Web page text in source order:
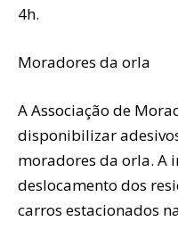
4h.
Moradores da orla
A Associação de
disponibilizar
moradores da orla. A
deslocamento dos
carros estacionados